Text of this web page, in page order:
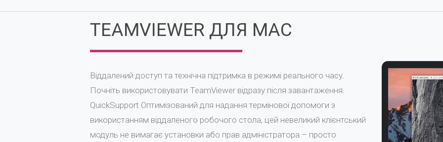
TEAMVIEWER ДЛЯ MAC
Віддалений доступ та технічна підтримка в режимі реального часу.
Почніть використовувати TeamViewer відразу після завантаження.
QuickSupport Оптимізований для надання термінової допомоги з
використанням віддаленого робочого стола, цей невеликий клієнтський
модуль не вимагає установки або прав адміністратора – просто